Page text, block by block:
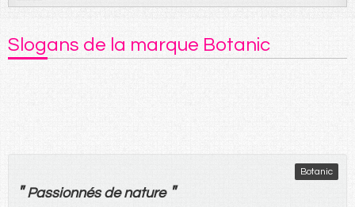
contenu
Slogans de la marque Botanic
Botanic
" Passionnés de nature "